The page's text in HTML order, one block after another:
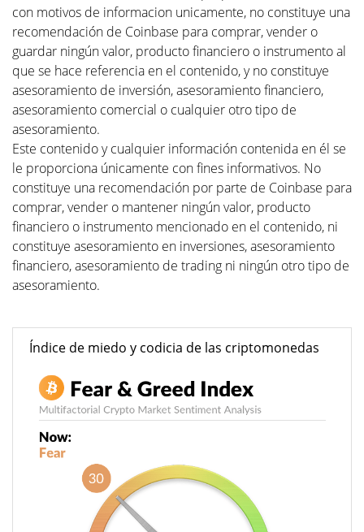
con motivos de informacion unicamente, no constituye una
recomendación de Coinbase para comprar, vender o
guardar ningún valor, producto financiero o instrumento al
que se hace referencia en el contenido, y no constituye
asesoramiento de inversión, asesoramiento financiero,
asesoramiento comercial o cualquier otro tipo de
asesoramiento.
Este contenido y cualquier información contenida en él se
le proporciona únicamente con fines informativos. No
constituye una recomendación por parte de Coinbase para
comprar, vender o mantener ningún valor, producto
financiero o instrumento mencionado en el contenido, ni
constituye asesoramiento en inversiones, asesoramiento
financiero, asesoramiento de trading ni ningún otro tipo de
asesoramiento.
Índice de miedo y codicia de las criptomonedas